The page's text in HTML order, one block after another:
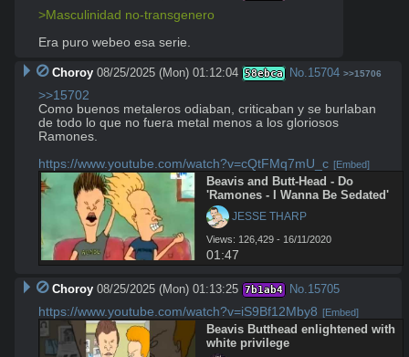
>Masculinidad no-transgenero
Era puro webeo esa serie.
Choroy 08/25/2025 (Mon) 01:12:04 58ebca No. 15704 >>15706
>>15702
Como buenos metaleros odiaban, criticaban y se burlaban
de todo lo que no fuera metal menos a los gloriosos
Ramones.
https://www.youtube.com/watch?v=cQtFMq7mU_c [Embed]
Beavis and Butt-Head - Do
'Ramones - I Wanna Be Sedated'
JESSE THARP
Views: 126,429 - 16/11/2020
01:47
Choroy 08/25/2025 (Mon) 01:13:25 7b1ab4 No. 15705
https://www.youtube.com/watch?v=iS9Bf12Mby8 [Embed]
Beavis Butthead enlightened with
white privilege